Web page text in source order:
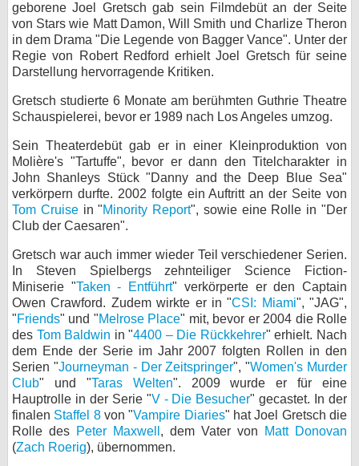
geborene Joel Gretsch gab sein Filmdebüt an der Seite
von Stars wie Matt Damon, Will Smith und Charlize Theron
in dem Drama "Die Legende von Bagger Vance". Unter der
Regie von Robert Redford erhielt Joel Gretsch für seine
Darstellung hervorragende Kritiken.
Gretsch studierte 6 Monate am berühmten Guthrie Theatre
Schauspielerei, bevor er 1989 nach Los Angeles umzog.
Sein Theaterdebüt gab er in einer Kleinproduktion von
Molière's "Tartuffe", bevor er dann den Titelcharakter in
John Shanleys Stück "Danny and the Deep Blue Sea"
verkörpern durfte. 2002 folgte ein Auftritt an der Seite von
Tom Cruisein "Minority Report", sowie eine Rolle in "Der
Club der Caesaren".
Gretsch war auch immer wieder Teil verschiedener Serien.
In Steven Spielbergs zehnteiliger Science Fiction-
Miniserie "Taken - Entführt" verkörperte er den Captain
Owen Crawford. Zudem wirkte er in "CSI: Miami", "JAG",
"Friends" und "Melrose Place" mit, bevor er 2004 die Rolle
des Tom Baldwin in "4400 – Die Rückkehrer" erhielt. Nach
dem Ende der Serie im Jahr 2007 folgten Rollen in den
Serien "Journeyman - Der Zeitspringer", "Women's Murder
Club" und "Taras Welten". 2009 wurde er für eine
Hauptrolle in der Serie "V - Die Besucher" gecastet. In der
finalen Staffel 8von "Vampire Diaries" hat Joel Gretsch die
Rolle des Peter Maxwell , dem Vater von
Matt Donovan
(Zach Roerig), übernommen.
Gewinnspiele
Forum
bei Facebook
Kontakt
Nutzungsbedingungen
Cookie-Einstellungen
Impressum
Desktop-Ansicht
myFanbase